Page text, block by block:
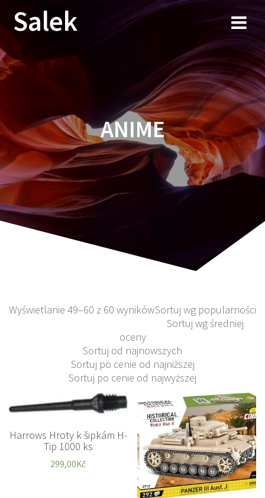
Przejdź
do
Salek
ANIME
Wyświetlanie 49–60 z 60 wynikówSortuj wg popularności
Sortuj wg średniej
oceny
Sortuj od najnowszych
Sortuj po cenie od najniższej
Sortuj po cenie od najwyższej
Harrows Hroty k šipkám H-
Tip 1000 ks
299,00Kč